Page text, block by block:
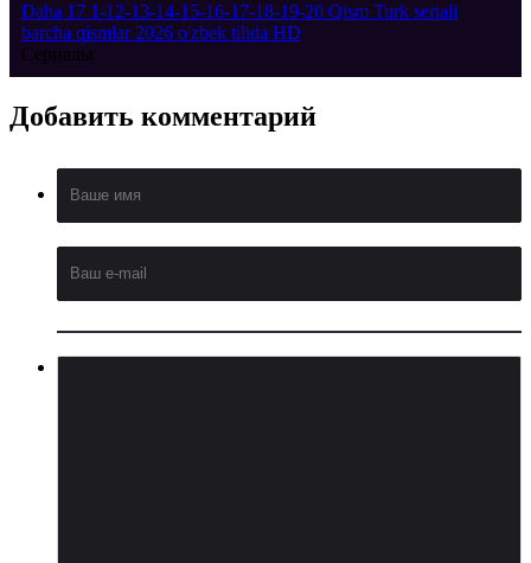
Daha 17 1-12-13-14-15-16-17-18-19-20 Qism Turk seriali
barcha qismlar 2026 o'zbek tilida HD
Сериалы
Добавить комментарий